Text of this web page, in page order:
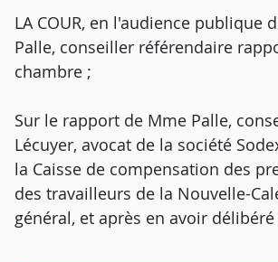
LA COUR, en l'audience publique
Palle, conseiller référendaire
chambre ;
Sur le rapport de Mme Palle,
Lécuyer, avocat de la société
la Caisse de compensation des
des travailleurs de la Nouvelle-
général, et après en avoir